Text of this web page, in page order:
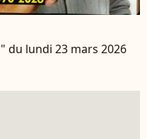
du lundi 23 mars 2026